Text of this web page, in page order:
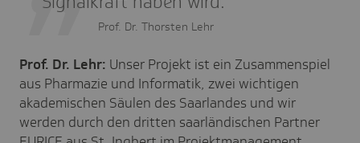
Prof. Dr. Thorsten Lehr
Prof. Dr. Lehr: Unser Projekt ist ein Zusammenspiel
aus Pharmazie und Informatik, zwei wichtigen
akademischen Säulen des Saarlandes und wir
werden durch den dritten saarländischen Partner